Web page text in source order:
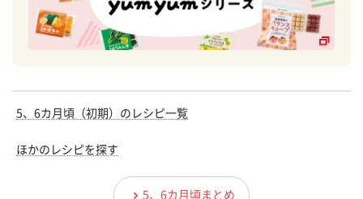
5、6カ月頃（初期）のレシピ一覧
ほかのレシピを探す
5、6カ月頃まとめ